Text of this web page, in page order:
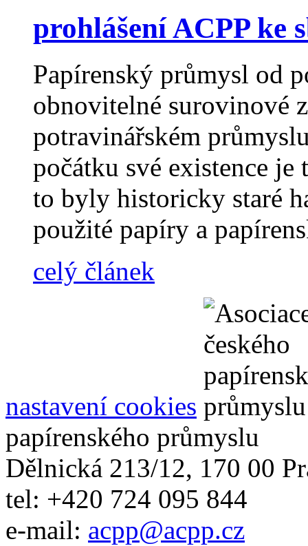
prohlášení ACPP ke
Papírenský průmysl od
obnovitelné surovinové
potravinářském
počátku své existence
to byly historicky staré
použité papíry a
celý článek
nastavení cookies
papírenského průmyslu
Dělnická 213/12, 170 00
tel: +420 724 095 844
e-mail: acpp@acpp.cz